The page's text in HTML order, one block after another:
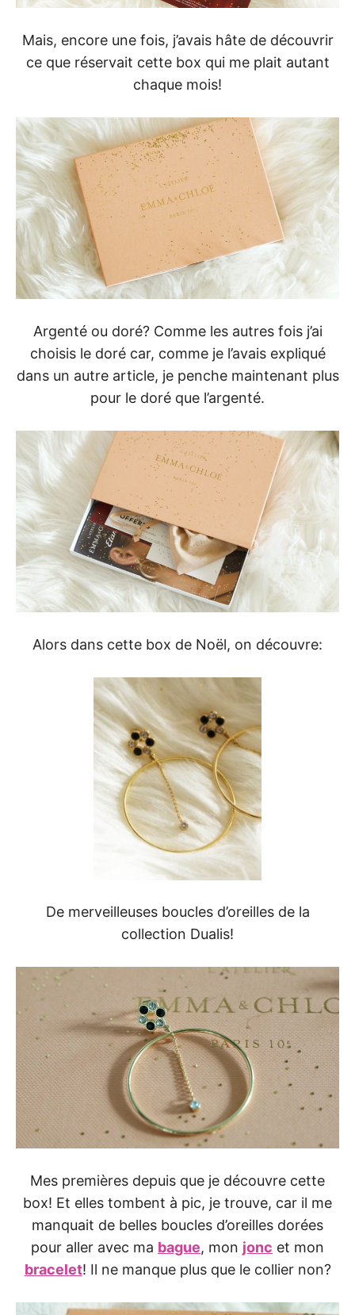
Mais, encore une fois, j’avais hâte de découvrir
ce que réservait cette box qui me plait autant
chaque mois!
Argenté ou doré? Comme les autres fois j’ai
choisis le doré car, comme je l’avais expliqué
dans un autre article, je penche maintenant plus
pour le doré que l’argenté.
Alors dans cette box de Noël, on découvre:
De merveilleuses boucles d’oreilles de la
collection Dualis!
Mes premières depuis que je découvre cette
box! Et elles tombent à pic, je trouve, car il me
manquait de belles boucles d’oreilles dorées
pour aller avec ma bague, mon jonc et mon
bracelet! Il ne manque plus que le collier non?